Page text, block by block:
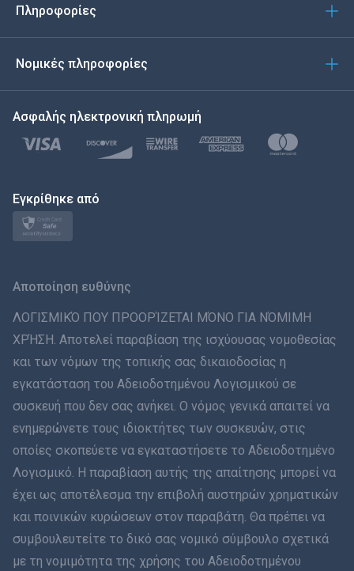
Italiano
Türkçe
Polski
日本
ภาษาไทย
Dansk
हिंदी
עברית
Română
Πληροφορίες
Νομικές πληροφορίες
Ασφαλής ηλεκτρονική πληρωμή
Εγκρίθηκε από
Αποποίηση ευθύνης
ΛΟΓΙΣΜΙΚΌ ΠΟΥ ΠΡΟΟΡΊΖΕΤΑΙ ΜΌΝΟ ΓΙΑ ΝΌΜΙΜΗ
ΧΡΉΣΗ. Αποτελεί παραβίαση της ισχύουσας νομοθεσίας
και των νόμων της τοπικής σας δικαιοδοσίας η
εγκατάσταση του Αδειοδοτημένου Λογισμικού σε
συσκευή που δεν σας ανήκει. Ο νόμος γενικά απαιτεί να
ενημερώνετε τους ιδιοκτήτες των συσκευών, στις
οποίες σκοπεύετε να εγκαταστήσετε το Αδειοδοτημένο
Λογισμικό. Η παραβίαση αυτής της απαίτησης μπορεί να
έχει ως αποτέλεσμα την επιβολή αυστηρών χρηματικών
και ποινικών κυρώσεων στον παραβάτη. Θα πρέπει να
συμβουλευτείτε το δικό σας νομικό σύμβουλο σχετικά
με τη νομιμότητα της χρήσης του Αδειοδοτημένου